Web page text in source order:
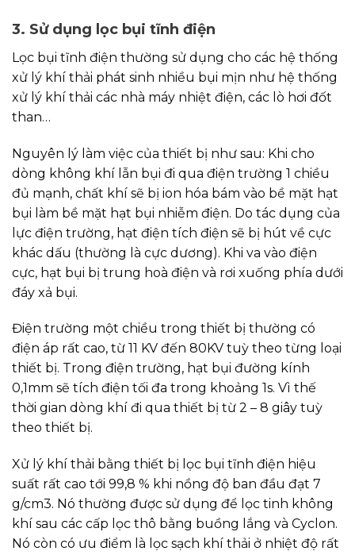
3. Sử dụng lọc bụi tĩnh điện
Lọc bụi tĩnh điện thường sử dụng cho các hệ thống
xử lý khí thải phát sinh nhiều bụi mịn như hệ thống
xử lý khí thải các nhà máy nhiệt điện, các lò hơi đốt
than…
Nguyên lý làm việc của thiết bị như sau: Khi cho
dòng không khí lẫn bụi đi qua điện trường 1 chiều
đủ mạnh, chất khí sẽ bị ion hóa bám vào bề mặt hạt
bụi làm bề mặt hạt bụi nhiễm điện. Do tác dụng của
lực điện trường, hạt điện tích điện sẽ bị hút về cực
khác dấu (thường là cực dương). Khi va vào điện
cực, hạt bụi bị trung hoà điện và rơi xuống phía dưới
đáy xả bụi.
Điện trường một chiều trong thiết bị thường có
điện áp rất cao, từ 11 KV đến 80KV tuỳ theo từng loại
thiết bị. Trong điện trường, hạt bụi đường kính
0,1mm sẽ tích điện tối đa trong khoảng 1s. Vì thế
thời gian dòng khí đi qua thiết bị từ 2 – 8 giây tuỳ
theo thiết bị.
Xử lý khí thải bằng thiết bị lọc bụi tĩnh điện hiệu
suất rất cao tới 99,8 % khi nồng độ ban đầu đạt 7
g/cm3. Nó thường được sử dụng để lọc tinh không
khí sau các cấp lọc thô bằng buồng lắng và Cyclon.
Nó còn có ưu điểm là lọc sạch khí thải ở nhiệt độ rất